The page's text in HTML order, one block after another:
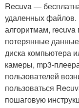
Recuva —
удаленных файлов.
алгоритмам, recuva
потерянные
диска компьютера
камеры, mp3-
пользователей
пользоваться
пошаговую